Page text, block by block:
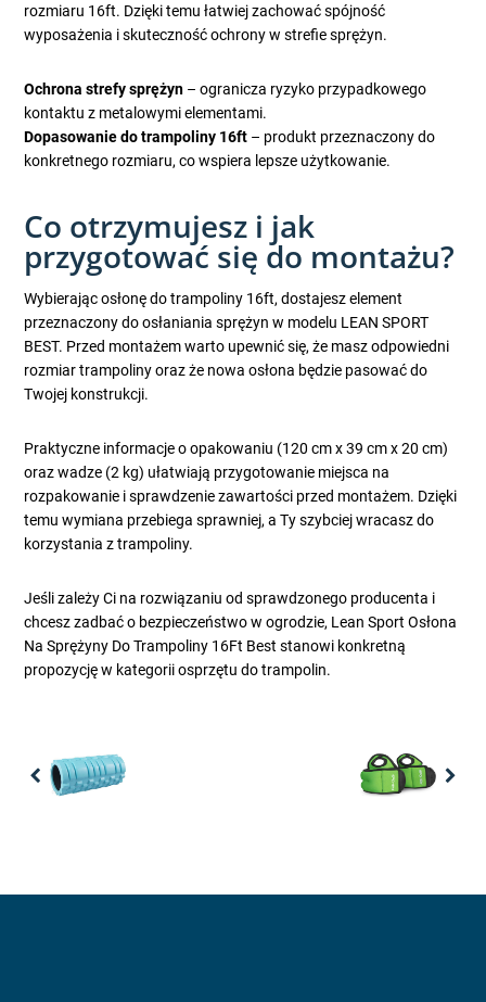
rozmiaru 16ft. Dzięki temu łatwiej zachować spójność
wyposażenia i skuteczność ochrony w strefie sprężyn.
Ochrona strefy sprężyn – ogranicza ryzyko przypadkowego
kontaktu z metalowymi elementami.
Dopasowanie do trampoliny 16ft – produkt przeznaczony do
konkretnego rozmiaru, co wspiera lepsze użytkowanie.
Co otrzymujesz i jak
przygotować się do montażu?
Wybierając osłonę do trampoliny 16ft, dostajesz element
przeznaczony do osłaniania sprężyn w modelu LEAN SPORT
BEST. Przed montażem warto upewnić się, że masz odpowiedni
rozmiar trampoliny oraz że nowa osłona będzie pasować do
Twojej konstrukcji.
Praktyczne informacje o opakowaniu (120 cm x 39 cm x 20 cm)
oraz wadze (2 kg) ułatwiają przygotowanie miejsca na
rozpakowanie i sprawdzenie zawartości przed montażem. Dzięki
temu wymiana przebiega sprawniej, a Ty szybciej wracasz do
korzystania z trampoliny.
Jeśli zależy Ci na rozwiązaniu od sprawdzonego producenta i
chcesz zadbać o bezpieczeństwo w ogrodzie, Lean Sport Osłona
Na Sprężyny Do Trampoliny 16Ft Best stanowi konkretną
propozycję w kategorii osprzętu do trampolin.